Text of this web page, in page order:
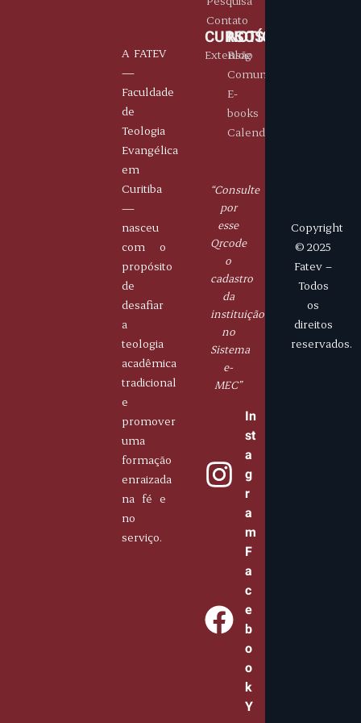
Contatos
A FATEV
—
Faculdade
de
Teologia
Evangélica
em
Curitiba
—
nasceu
com o
propósito
de
desafiar
a
teologia
acadêmica
tradicional
e
promover
uma
formação
enraizada
na fé e
no
serviço.
Contato
CURSOS
Extensão
NOTÍCIAS
Blog
Comunicados
E-
books
Calendário
“Consulte
por
esse
Qrcode
o
cadastro
da
instituição
no
Sistema
e-
MEC”
In
st
a
g
r
a
m
F
a
c
e
b
o
o
k
Y
Copyright
© 2025
Fatev –
Todos
os
direitos
reservados.